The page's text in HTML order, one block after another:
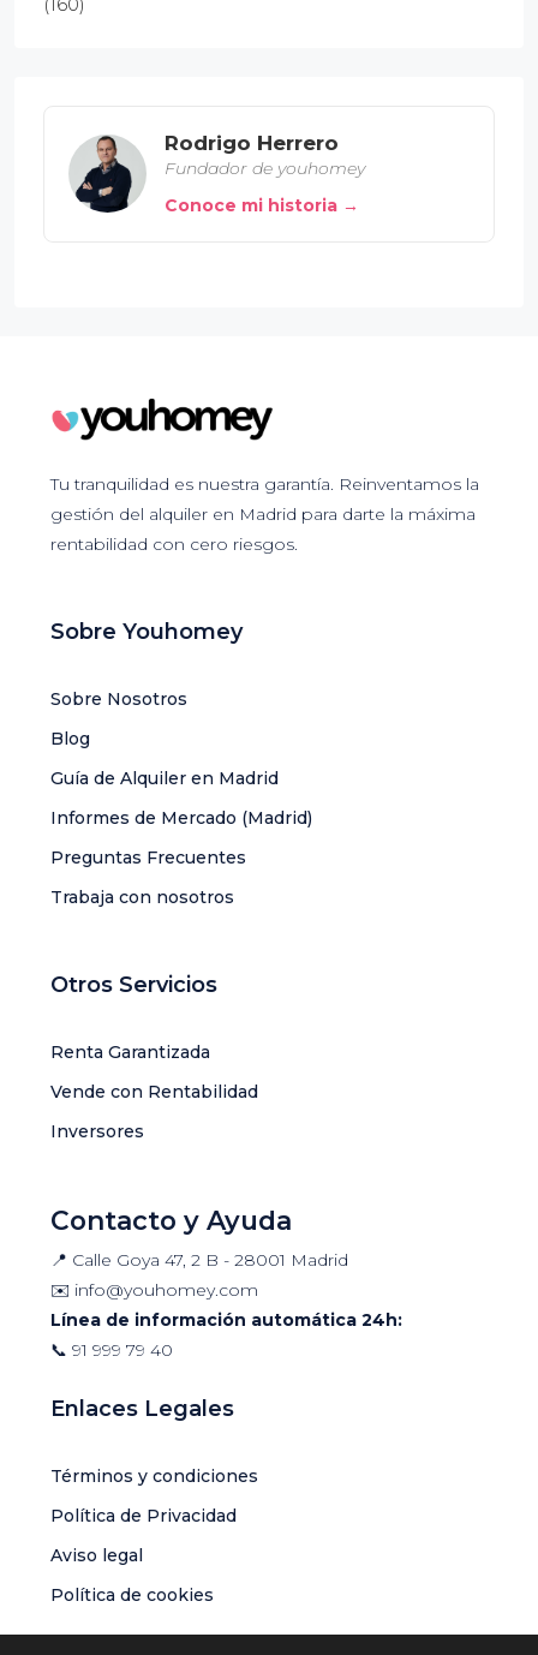
Rodrigo Herrero
Fundador de youhomey
Conoce mi historia →
Tu tranquilidad es nuestra garantía. Reinventamos la
gestión del alquiler en Madrid para darte la máxima
rentabilidad con cero riesgos.
Sobre Youhomey
Sobre Nosotros
Blog
Guía de Alquiler en Madrid
Informes de Mercado (Madrid)
Preguntas Frecuentes
Trabaja con nosotros
Otros Servicios
Renta Garantizada
Vende con Rentabilidad
Inversores
Contacto y Ayuda
📍 Calle Goya 47, 2 B - 28001 Madrid
✉️ info@youhomey.com
Línea de información automática 24h:
📞 91 999 79 40
Enlaces Legales
Términos y condiciones
Política de Privacidad
Aviso legal
Política de cookies